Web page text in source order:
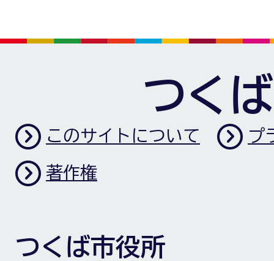
つく
このサイトについて プ
著作権
つくば市役所